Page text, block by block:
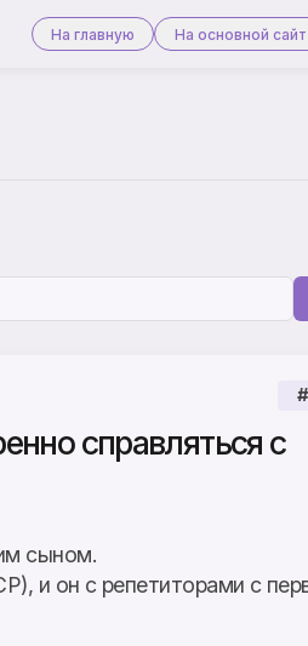
На главную На основной сайт
справляться с
сыном.
и он с репетиторами с